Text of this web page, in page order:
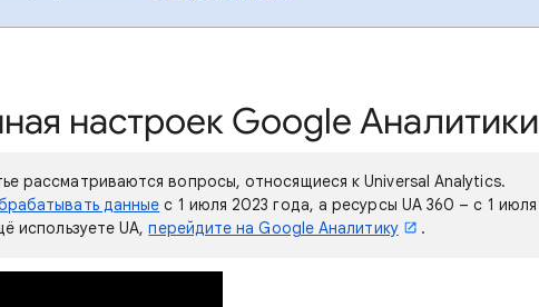
настроек Google Аналитики
рассматриваются вопросы, относящиеся к Universal Analytics.
данные с 1 июля 2023 года, а ресурсы UA 360 – с 1 июля
используете UA,перейдите на Google Аналитику .